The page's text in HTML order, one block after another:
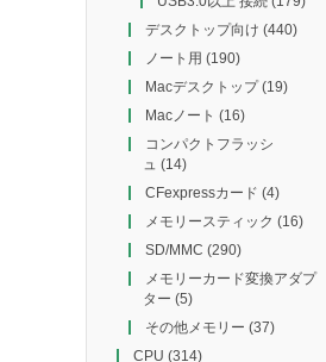
デスクトップ向け (440)
ノート用 (190)
Macデスクトップ(19)
Macノート (16)
コンパクトフラッシ
ュ (14)
CFexpressカード (4)
メモリースティック (16)
SD/MMC (290)
メモリーカード変換アダプ
ター (5)
その他メモリー (37)
CPU (314)